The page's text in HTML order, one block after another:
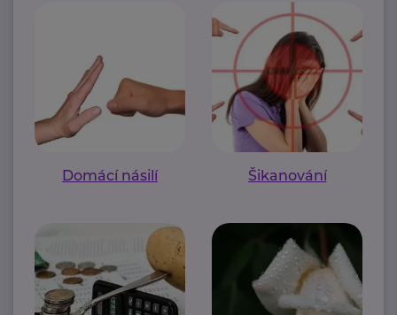
Domácí násilí Šikanování